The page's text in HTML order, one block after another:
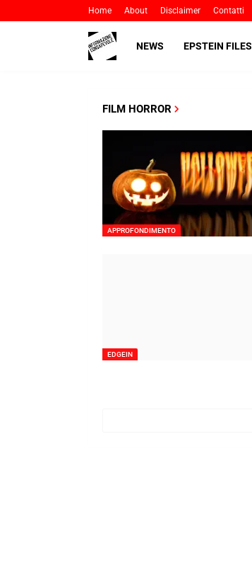
Home About Disclaimer Contatti
NEWS EPSTEIN FILES
FILM HORROR
APPROFONDIMENTO
EDGEIN